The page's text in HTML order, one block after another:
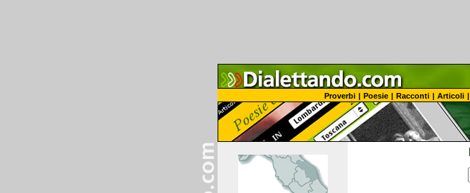
Proverbi | Poesie | Racconti | Articoli |